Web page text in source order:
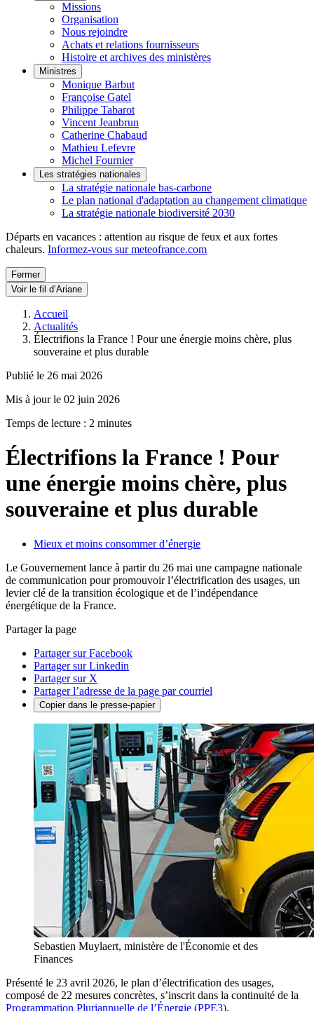
Missions
Organisation
Nous rejoindre
Achats et relations fournisseurs
Histoire et archives des ministères
Ministres
Monique Barbut
Françoise Gatel
Philippe Tabarot
Vincent Jeanbrun
Catherine Chabaud
Mathieu Lefevre
Michel Fournier
Les stratégies nationales
La stratégie nationale bas-carbone
Le plan national d'adaptation au changement climatique
La stratégie nationale biodiversité 2030
Départs en vacances : attention au risque de feux et aux fortes
chaleurs. Informez-vous sur meteofrance.com
Fermer
Voir le fil d’Ariane
Accueil
Actualités
Électrifions la France ! Pour une énergie moins chère, plus
souveraine et plus durable
Publié le 26 mai 2026
Mis à jour le 02 juin 2026
Temps de lecture : 2 minutes
Électrifions la France ! Pour
une énergie moins chère, plus
souveraine et plus durable
Mieux et moins consommer d’énergie
Le Gouvernement lance à partir du 26 mai une campagne nationale
de communication pour promouvoir l’électrification des usages, un
levier clé de la transition écologique et de l’indépendance
énergétique de la France.
Partager la page
Partager sur Facebook
Partager sur Linkedin
Partager sur X
Partager l’adresse de la page par courriel
Copier dans le presse-papier
Sebastien Muylaert, ministère de l'Économie et des
Finances
Présenté le 23 avril 2026, le plan d’électrification des usages,
composé de 22 mesures concrètes, s’inscrit dans la continuité de la
Programmation Pluriannuelle de l’Énergie (PPE3).